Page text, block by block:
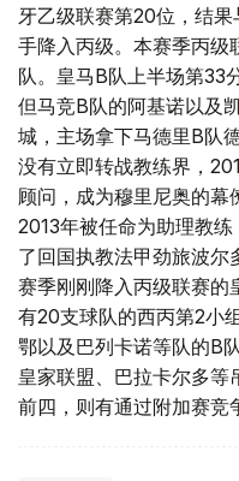
牙乙级联赛第20位，结
手降入丙级。本赛季丙级
队。皇马B队上半场第33
但马竞B队的阿基诺以及
城，主场拿下马德里B队
没有立即转战教练界，
顾问，成为穆里尼奥的幕
2013年被任命为助理教
了回国执教法甲劲旅波尔
赛季刚刚降入丙级联赛的
有20支球队的西丙第2小
鄂以及巴列卡诺等队的B
皇家联盟、巴拉卡尔多等
前四，则有通过附加赛竞